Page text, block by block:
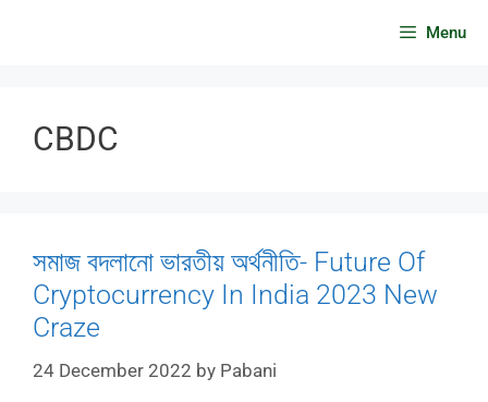
Menu
CBDC
সমাজ বদলানো ভারতীয় অর্থনীতি- Future Of
Cryptocurrency In India 2023 New
Craze
24 December 2022 by Pabani